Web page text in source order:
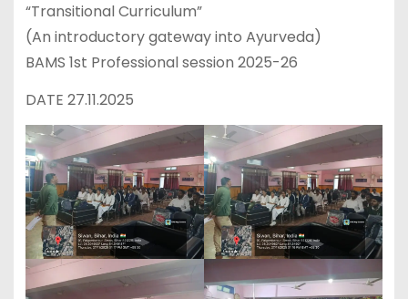
“Transitional Curriculum”
(An introductory gateway into Ayurveda)
BAMS 1st Professional session 2025-26
DATE 27.11.2025